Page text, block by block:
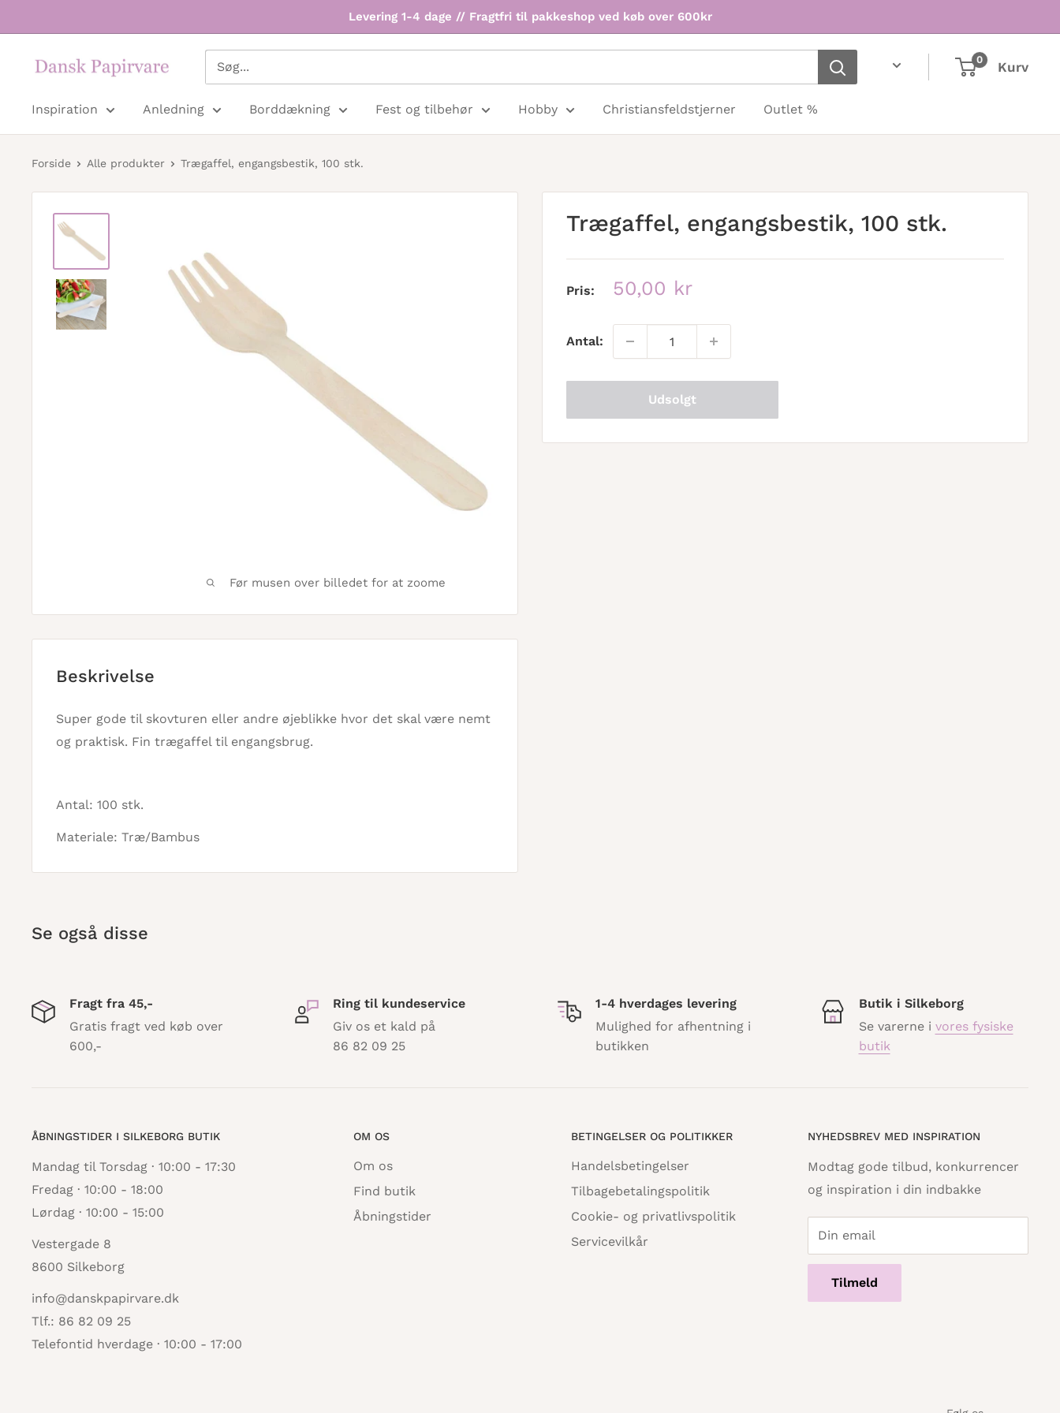
Levering 1-4 dage // Fragtfri til pakkeshop ved køb over 600kr
Dansk
0 Kurv
Inspiration Anledning Borddækning Fest og tilbehør Hobby Christiansfeldstjerner Outlet %
Forside Alle produkter Trægaffel, engangsbestik, 100 stk.
Før musen over billedet for at zoome
Trægaffel, engangsbestik, 100 stk.
Pris: Udsalgspris
50,00 kr
Antal:
Udsolgt
Beskrivelse
Super gode til skovturen eller andre øjeblikke hvor det skal være nemt
og praktisk. Fin trægaffel til engangsbrug.
Antal: 100 stk.
Materiale: Træ/Bambus
Se også disse
Fragt fra 45,-
Gratis fragt ved køb over
600,-
Ring til kundeservice
Giv os et kald på
86 82 09 25
1-4 hverdages levering
Mulighed for afhentning i
butikken
Butik i Silkeborg
Se varerne i vores fysiske
butik
ÅBNINGSTIDER I SILKEBORG BUTIK
Mandag til Torsdag · 10:00 - 17:30
Fredag · 10:00 - 18:00
Lørdag · 10:00 - 15:00
Vestergade 8
8600 Silkeborg
info@danskpapirvare.dk
Tlf.: 86 82 09 25
Telefontid hverdage · 10:00 - 17:00
OM OS
Om os
Find butik
Åbningstider
BETINGELSER OG POLITIKKER
Handelsbetingelser
Tilbagebetalingspolitik
Cookie- og privatlivspolitik
Servicevilkår
NYHEDSBREV MED INSPIRATION
Modtag gode tilbud, konkurrencer
og inspiration i din indbakke
Din email
Tilmeld